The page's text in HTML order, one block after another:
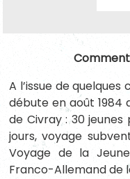
A l’issue de
débute en août
de Civray : 30
jours, voyage
Voyage de la
Franco-Allemand de